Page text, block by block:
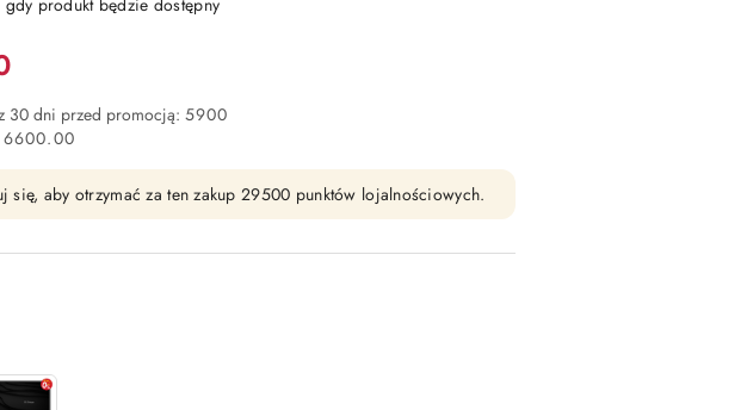
produkt będzie dostępny
30 dni przed promocją: 5900
6600.00
się, aby otrzymać za ten zakup 29500 punktów lojalnościowych.